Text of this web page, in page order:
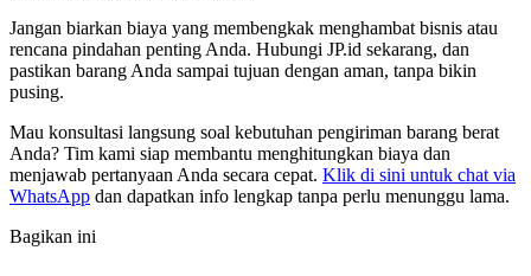
Jangan biarkan biaya yang membengkak menghambat bisnis atau
rencana pindahan penting Anda. Hubungi JP.id sekarang, dan
pastikan barang Anda sampai tujuan dengan aman, tanpa bikin
pusing.
Mau konsultasi langsung soal kebutuhan pengiriman barang berat
Anda? Tim kami siap membantu menghitungkan biaya dan
menjawab pertanyaan Anda secara cepat. Klik di sini untuk chat via
WhatsApp dan dapatkan info lengkap tanpa perlu menunggu lama.
Bagikan ini